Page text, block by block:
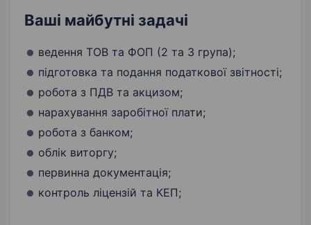
Ваші майбутні задачі
ведення ТОВ та ФОП (2 та 3 група);
підготовка та подання податкової звітності;
робота з ПДВ та акцизом;
нарахування заробітної плати;
робота з банком;
облік виторгу;
первинна документація;
контроль ліцензій та КЕП;